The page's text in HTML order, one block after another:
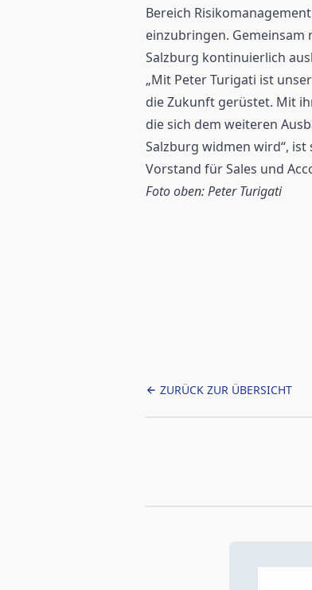
Bereich
einzubringen.
Salzburg kontinuierlich
„Mit Peter Turigati ist
die Zukunft gerüstet. Mit
die sich dem weiteren
Salzburg widmen wird“, ist
Vorstand für Sales und
Foto oben: Peter Turigati
ZURÜCK ZUR ÜBERSICHT